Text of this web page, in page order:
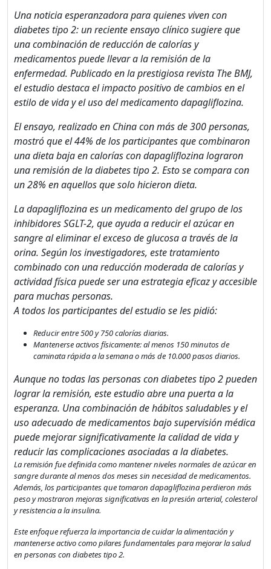
Una noticia esperanzadora para quienes viven con
diabetes tipo 2: un reciente ensayo clínico sugiere que
una combinación de reducción de calorías y
medicamentos puede llevar a la remisión de la
enfermedad. Publicado en la prestigiosa revista The BMJ,
el estudio destaca el impacto positivo de cambios en el
estilo de vida y el uso del medicamento dapagliflozina.
El ensayo, realizado en China con más de 300 personas,
mostró que el 44% de los participantes que combinaron
una dieta baja en calorías con dapagliflozina lograron
una remisión de la diabetes tipo 2. Esto se compara con
un 28% en aquellos que solo hicieron dieta.
La dapagliflozina es un medicamento del grupo de los
inhibidores SGLT-2, que ayuda a reducir el azúcar en
sangre al eliminar el exceso de glucosa a través de la
orina. Según los investigadores, este tratamiento
combinado con una reducción moderada de calorías y
actividad física puede ser una estrategia eficaz y accesible
para muchas personas.
A todos los participantes del estudio se les pidió:
Reducir entre 500 y 750 calorías diarias.
Mantenerse activos físicamente: al menos 150 minutos de
caminata rápida a la semana o más de 10.000 pasos diarios.
Aunque no todas las personas con diabetes tipo 2 pueden
lograr la remisión, este estudio abre una puerta a la
esperanza. Una combinación de hábitos saludables y el
uso adecuado de medicamentos bajo supervisión médica
puede mejorar significativamente la calidad de vida y
reducir las complicaciones asociadas a la diabetes.
La remisión fue definida como mantener niveles normales de azúcar en
sangre durante al menos dos meses sin necesidad de medicamentos.
Además, los participantes que tomaron dapagliflozina perdieron más
peso y mostraron mejoras significativas en la presión arterial, colesterol
y resistencia a la insulina.
Este enfoque refuerza la importancia de cuidar la alimentación y
mantenerse activo como pilares fundamentales para mejorar la salud
en personas con diabetes tipo 2.
¡Bienvenido! Antes de
continuar...
Este sitio web utiliza
cookies para garantizar
que obtengas la mejor
experiencia en nuestro
sitio.
Leer más sobre las cookies
Disfruta del foro sin
publicidad
El registro es
completamente gratuito.
Los usuarios registrados
comunidad y navegar por el
foro sin publicidad.
Rechazar
Aceptar
Aceptar las cookies e ir al
registro